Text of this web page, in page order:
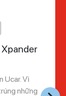
Ucar. Vì
những